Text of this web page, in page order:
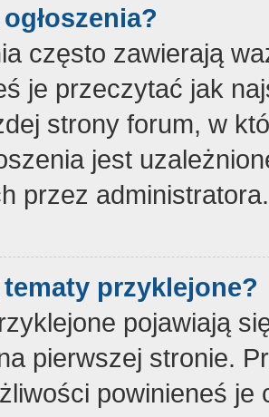
często zawierają
je przeczytać jak
strony forum, w
jest
przez administratora.
przyklejone?
pojawiają
pierwszej stronie.
powinieneś je